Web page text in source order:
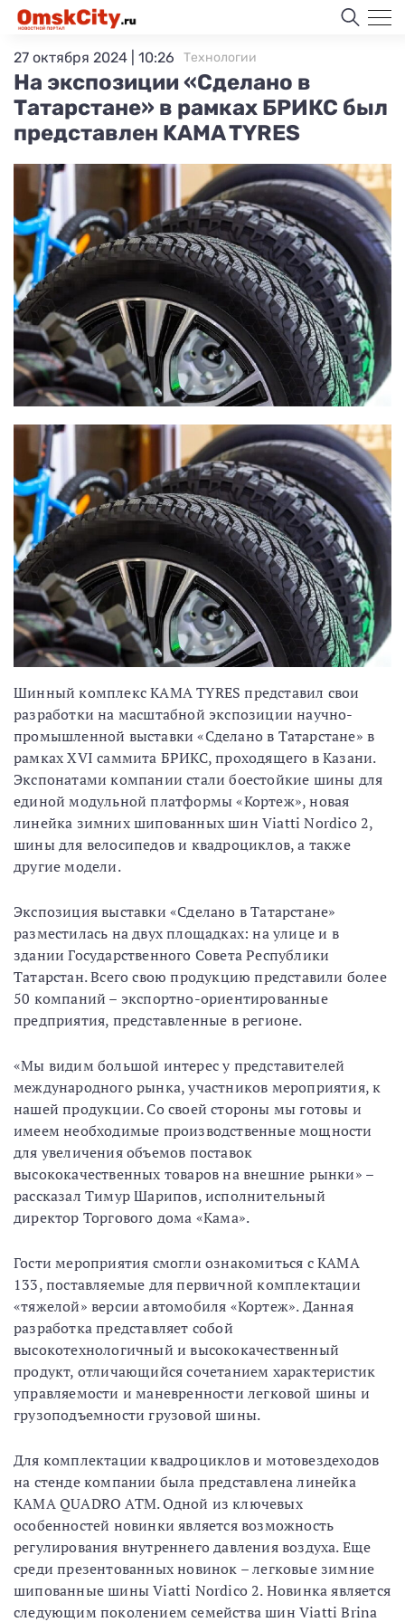
На экспозиции «Сделано в
Татарстане» в рамках БРИКС был
представлен KAMA TYRES
27 октября 2024 | 10:26 Технологии
Шинный комплекс KAMA TYRES представил свои
разработки на масштабной экспозиции научно-
промышленной выставки «Сделано в Татарстане» в
рамках XVI саммита БРИКС, проходящего в Казани.
Экспонатами компании стали боестойкие шины для
единой модульной платформы «Кортеж», новая
линейка зимних шипованных шин Viatti Nordico 2,
шины для велосипедов и квадроциклов, а также
другие модели.
Экспозиция выставки «Сделано в Татарстане»
разместилась на двух площадках: на улице и в
здании Государственного Совета Республики
Татарстан. Всего свою продукцию представили более
50 компаний – экспортно-ориентированные
предприятия, представленные в регионе.
«Мы видим большой интерес у представителей
международного рынка, участников мероприятия, к
нашей продукции. Со своей стороны мы готовы и
имеем необходимые производственные мощности
для увеличения объемов поставок
высококачественных товаров на внешние рынки» –
рассказал Тимур Шарипов, исполнительный
директор Торгового дома «Кама».
Гости мероприятия смогли ознакомиться с KAMA
133, поставляемые для первичной комплектации
«тяжелой» версии автомобиля «Кортеж». Данная
разработка представляет собой
высокотехнологичный и высококачественный
продукт, отличающийся сочетанием характеристик
управляемости и маневренности легковой шины и
грузоподъемности грузовой шины.
Для комплектации квадроциклов и мотовездеходов
на стенде компании была представлена линейка
KAMA QUADRO ATM. Одной из ключевых
особенностей новинки является возможность
регулирования внутреннего давления воздуха. Еще
среди презентованных новинок – легковые зимние
шипованные шины Viatti Nordico 2. Новинка является
следующим поколением семейства шин Viatti Brina